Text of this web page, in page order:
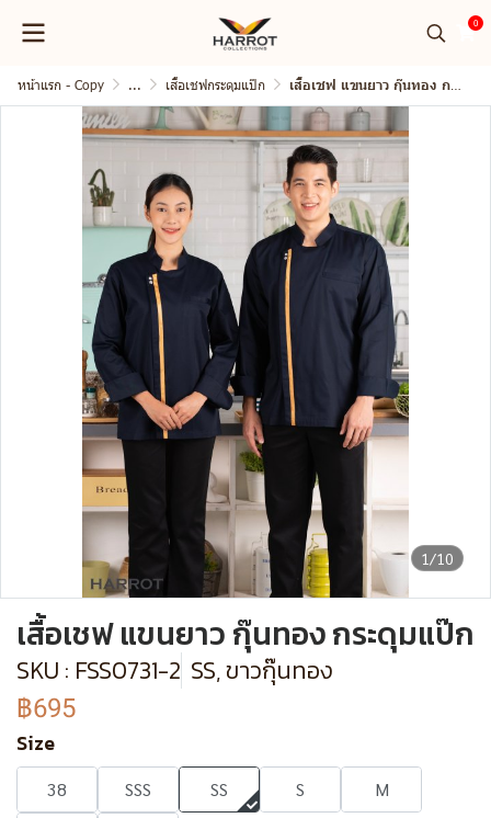
0
หน้าแรก - Copy ... เสื้อเชฟกระดุมแป๊ก เสื้อเชฟ แขนยาว กุ๊นทอง กระดุมแป๊ก
1/10
เสื้อเชฟ แขนยาว กุ๊นทอง กระดุมแป๊ก
SKU : FSS0731-2 SS, ขาวกุ๊นทอง
฿695
Size
38 SSS SS S
M